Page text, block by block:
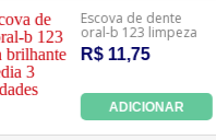
sua
cookies. Para